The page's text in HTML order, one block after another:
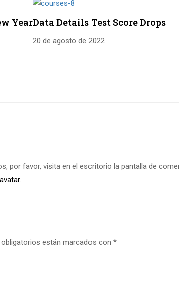
YearData Details Test Score Drops
20 de agosto de 2022
por favor, visita en el escritorio la pantalla de
.
están marcados con *